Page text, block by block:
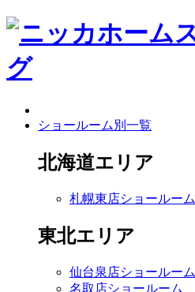
ショールーム別一覧
北海道エリア
札幌東店ショールーム
東北エリア
仙台泉店ショールーム
名取店ショールーム